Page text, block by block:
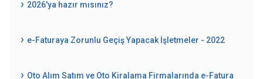
2026'ya hazır mısınız?
e-Faturaya Zorunlu Geçiş Yapacak İşletmeler - 2022
Oto Alım Satım ve Oto Kiralama Firmalarında e-Fatura